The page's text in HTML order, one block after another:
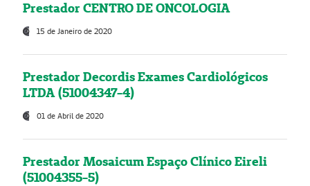
Prestador CENTRO DE ONCOLOGIA
15 de Janeiro de 2020
Prestador Decordis Exames Cardiológicos
LTDA (51004347-4)
01 de Abril de 2020
Prestador Mosaicum Espaço Clínico Eireli
(51004355-5)